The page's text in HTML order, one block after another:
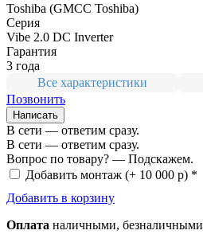
Toshiba (GMCC Toshiba)
Серия
Vibe 2.0 DC Inverter
Гарантия
3 года
Все характеристики
Позвонить
Написать
В сети — ответим сразу.
В сети — ответим сразу.
Вопрос по товару? — Подскажем.
Добавить монтаж (+ 10 000 р) *
Добавить в корзину
Оплата наличными, безналичными